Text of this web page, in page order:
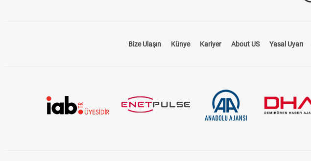
Bize Ulaşın Künye Kariyer About US Yasal Uyarı